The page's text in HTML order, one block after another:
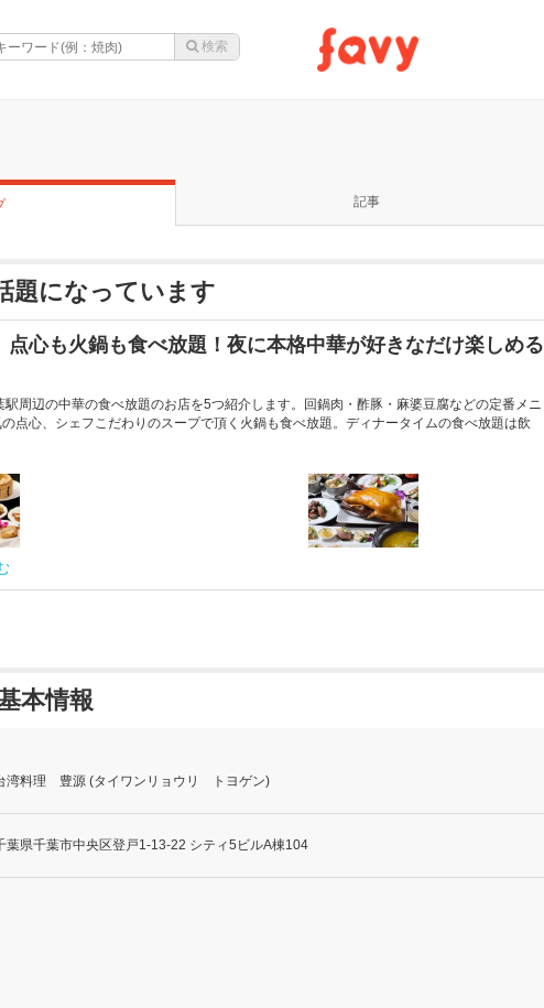
記事
題になっています
点心も火鍋も食べ放題！夜に本格中華が好きなだけ楽しめる
駅周辺の中華の食べ放題のお店を5つ紹介します。回鍋肉・酢豚・麻婆豆腐などの定番メニ
の点心、シェフこだわりのスープで頂く火鍋も食べ放題。ディナータイムの食べ放題は飲
本情報
湾料理 豊源 (タイワンリョウリ トヨゲン)
葉県千葉市中央区登戸1-13-22 シティ5ビルA棟104